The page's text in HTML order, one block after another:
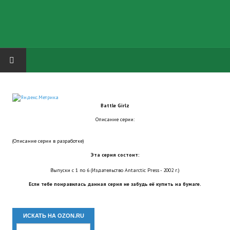
Теневой кардинал для Обливиона
Dungeon Siege 2 Legendary Mod (Русские субтитры)
Battle Girlz
Описание серии:
(Описание серии в разработке)
Эта серия состоит:
Выпуски с 1 по 6 (Издательство Antarctic Press - 2002 г.)
Если тебе понравилась данная серия не забудь её купить на бумаге.
ИСКАТЬ НА OZON.RU